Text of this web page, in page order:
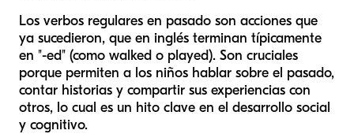
Los verbos regulares en pasado son acciones que
ya sucedieron, que en inglés terminan típicamente
en "-ed" (como walked o played). Son cruciales
porque permiten a los niños hablar sobre el pasado,
contar historias y compartir sus experiencias con
otros, lo cual es un hito clave en el desarrollo social
y cognitivo.